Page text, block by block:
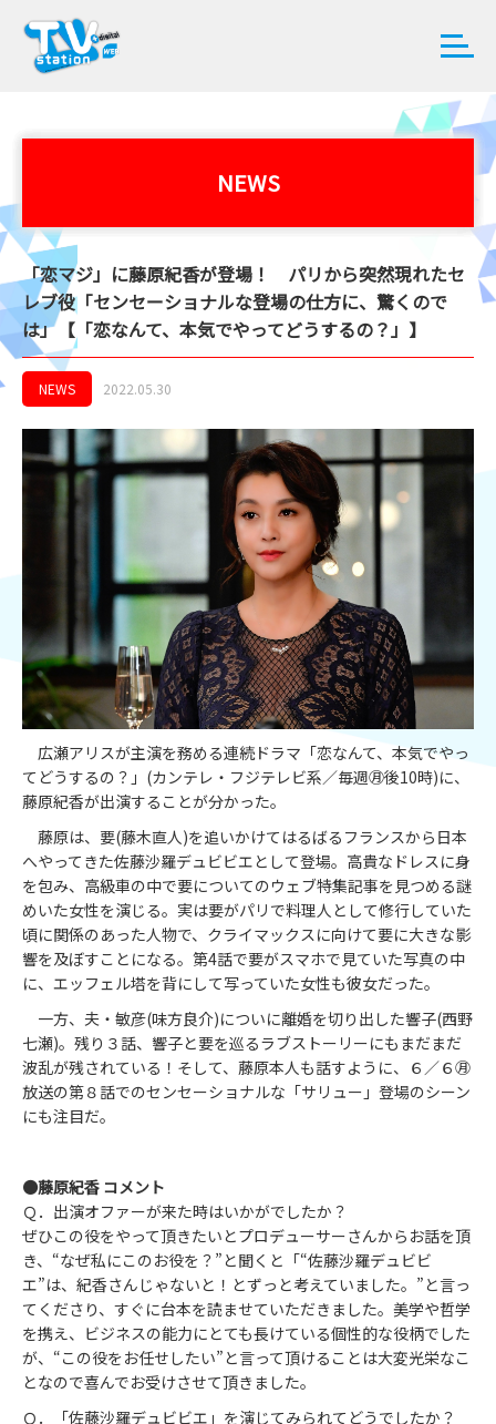
NEWS
「恋マジ」に藤原紀香が登場！ パリから突然現れたセ
レブ役「センセーショナルな登場の仕方に、驚くので
は」【「恋なんて、本気でやってどうするの？」】
NEWS 2022.05.30
広瀬アリスが主演を務める連続ドラマ「恋なんて、本気でやっ
てどうするの？」(カンテレ・フジテレビ系／毎週㊊後10時)に、
藤原紀香が出演することが分かった。
藤原は、要(藤木直人)を追いかけてはるばるフランスから日本
へやってきた佐藤沙羅デュビビエとして登場。高貴なドレスに身
を包み、高級車の中で要についてのウェブ特集記事を見つめる謎
めいた女性を演じる。実は要がパリで料理人として修行していた
頃に関係のあった人物で、クライマックスに向けて要に大きな影
響を及ぼすことになる。第4話で要がスマホで見ていた写真の中
に、エッフェル塔を背にして写っていた女性も彼女だった。
一方、夫・敏彦(味方良介)についに離婚を切り出した響子(西野
七瀬)。残り３話、響子と要を巡るラブストーリーにもまだまだ
波乱が残されている！そして、藤原本人も話すように、６／６㊊
放送の第８話でのセンセーショナルな「サリュー」登場のシーン
にも注目だ。
●藤原紀香 コメント
Ｑ．出演オファーが来た時はいかがでしたか？
ぜひこの役をやって頂きたいとプロデューサーさんからお話を頂
き、“なぜ私にこのお役を？”と聞くと「“佐藤沙羅デュビビ
エ”は、紀香さんじゃないと！とずっと考えていました。”と言っ
てくださり、すぐに台本を読ませていただきました。美学や哲学
を携え、ビジネスの能力にとても長けている個性的な役柄でした
が、“この役をお任せしたい”と言って頂けることは大変光栄なこ
となので喜んでお受けさせて頂きました。
Ｑ．「佐藤沙羅デュビビエ」を演じてみられてどうでしたか？